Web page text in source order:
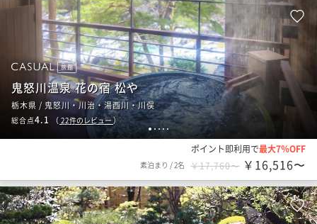
12 3 4 5
旅館
鬼怒川温泉 花の宿 松や
栃木県 / 鬼怒川・川治・湯西川・川俣
総合点4.1 （ 22件のレビュー）
ポイント即利用で最大7％OFF
素泊まり /2名 ￥17,760〜 ￥16,516〜